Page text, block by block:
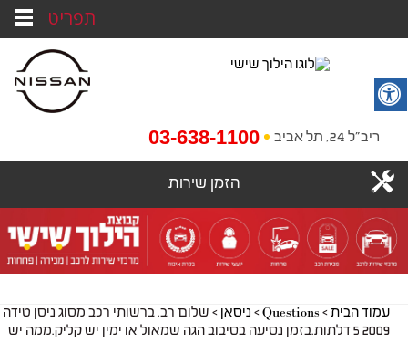
03-638-1100 ריב"ל 24, תל אביב
הזמן שירות
עמוד הבית>
Questions
> ניסאן > שלום רב. ברשותי רכב מסוג ניסן טידה
2009 5 דלתות.בזמן נסיעה בסיבוב הגה שמאול או ימין יש קליק.ממה יש
תפריט